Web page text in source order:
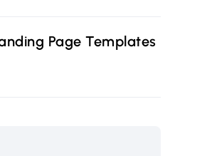
Page Templates